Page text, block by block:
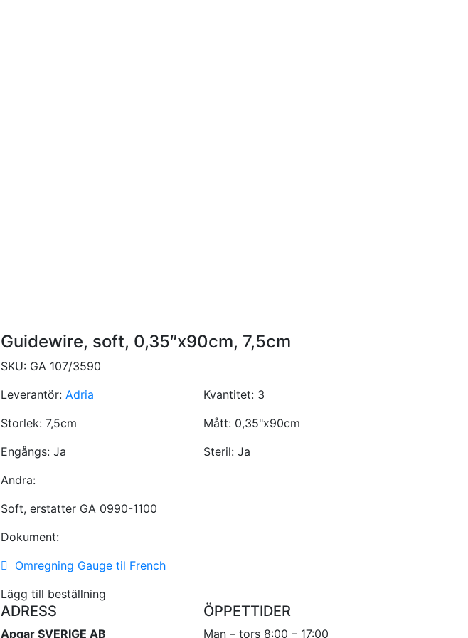
Guidewire, soft, 0,35″x90cm, 7,5cm
SKU: GA 107/3590
Leverantör: Adria Kvantitet: 3
Storlek: 7,5cm Mått: 0,35"x90cm
Engångs: Ja Steril: Ja
Andra:
Soft, erstatter GA 0990-1100
Dokument:
Omregning Gauge til French
Lägg till beställning
ADRESS
Apgar SVERIGE AB
ÖPPETTIDER
Man – tors 8:00 – 17:00